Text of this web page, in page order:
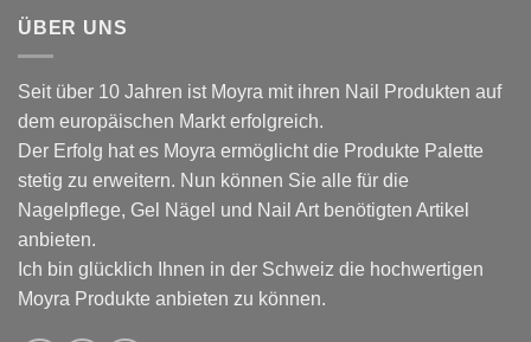
ÜBER UNS
Seit über 10 Jahren ist Moyra mit ihren Nail Produkten auf
dem europäischen Markt erfolgreich.
Der Erfolg hat es Moyra ermöglicht die Produkte Palette
stetig zu erweitern. Nun können Sie alle für die
Nagelpflege, Gel Nägel und Nail Art benötigten Artikel
anbieten.
Ich bin glücklich Ihnen in der Schweiz die hochwertigen
Moyra Produkte anbieten zu können.